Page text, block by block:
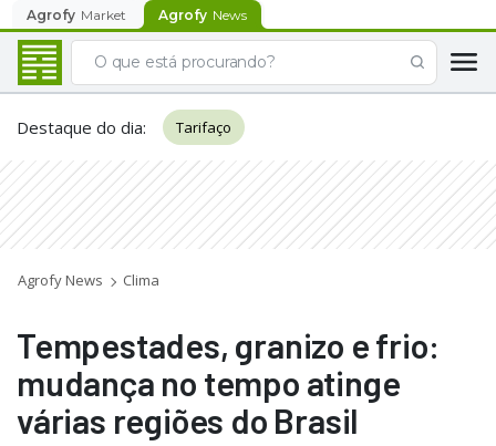
Agrofy Market Agrofy News
Destaque do dia: Tarifaço
Agrofy News Clima
Tempestades, granizo e frio:
mudança no tempo atinge
várias regiões do Brasil